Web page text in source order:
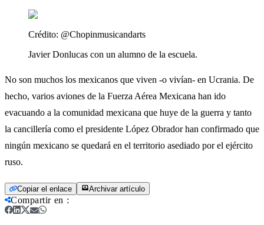
Crédito: @Chopinmusicandarts
Javier Donlucas con un alumno de la escuela.
No son muchos los mexicanos que viven -o vivían- en Ucrania. De
hecho, varios aviones de la Fuerza Aérea Mexicana han ido
evacuando a la comunidad mexicana que huye de la guerra y tanto
la cancillería como el presidente López Obrador han confirmado que
ningún mexicano se quedará en el territorio asediado por el ejército
ruso.
Copiar el enlace Archivar artículo
Compartir en :